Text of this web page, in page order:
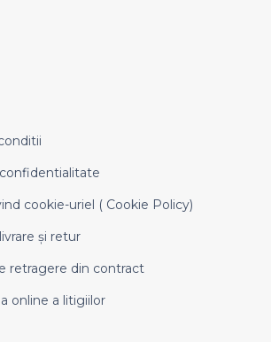
cookie-uriel ( Cookie Policy)
și retur
retragere din contract
online a litigiilor